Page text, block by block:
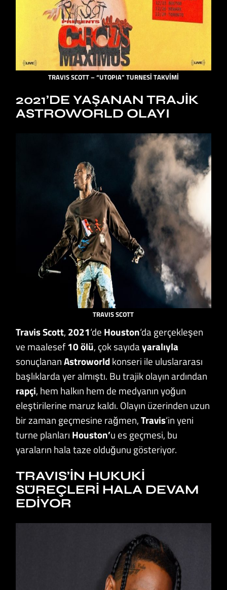
TRAVIS SCOTT – “UTOPIA” TURNESİ TAKVİMİ
2021’DE YAŞANAN TRAJIK
ASTROWORLD OLAYI
TRAVIS SCOTT
Travis Scott, 2021‘de Houston‘da gerçekleşen
ve maalesef10 ölü, çok sayıdayaralıyla
sonuçlananAstroworldkonseri ile uluslararası
başlıklarda yer almıştı. Bu trajik olayın ardından
rapçi, hem halkın hem de medyanın yoğun
eleştirilerine maruz kaldı. Olayın üzerinden uzun
bir zaman geçmesine rağmen,Travis‘in yeni
turne planları Houston’u es geçmesi, bu
yaraların hala taze olduğunu gösteriyor.
TRAVIS’IN HUKUKI
SÜREÇLERI HALA DEVAM
EDIYOR